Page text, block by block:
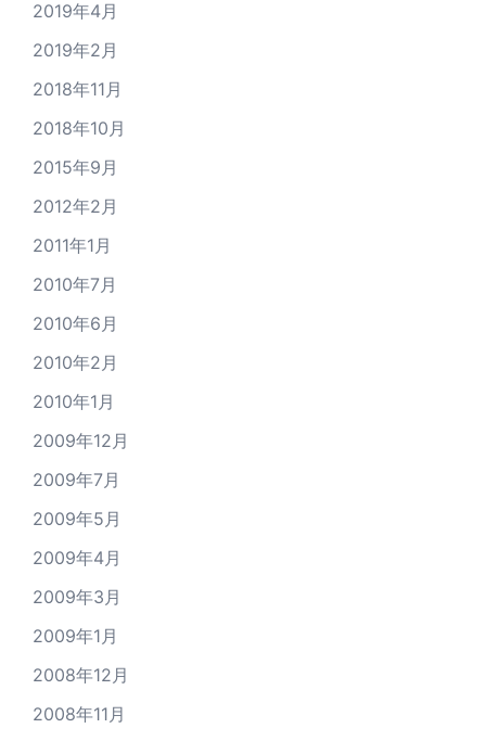
2019年4月
2019年2月
2018年11月
2018年10月
2015年9月
2012年2月
2011年1月
2010年7月
2010年6月
2010年2月
2010年1月
2009年12月
2009年7月
2009年5月
2009年4月
2009年3月
2009年1月
2008年12月
2008年11月